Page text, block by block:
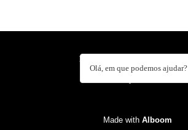
HELDERLUISPHOTO
Olá, em que podemos ajudar?
Made with Alboom